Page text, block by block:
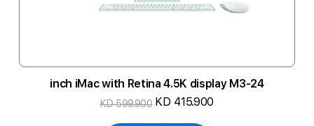
24-inch iMac with Retina 4.5K display M3
KD 415.900
KD 599.900